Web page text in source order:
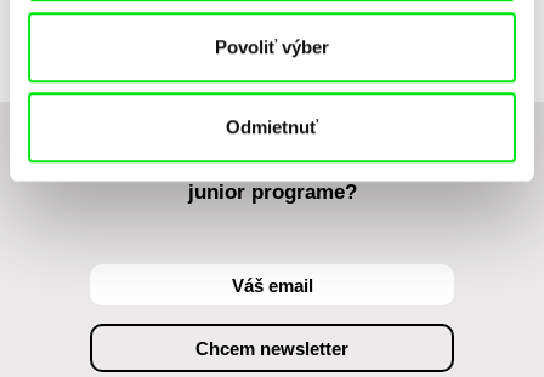
Povoliť výber
Odmietnuť
Chcete byť pravidelne informovaní o novinkách v
junior programe?